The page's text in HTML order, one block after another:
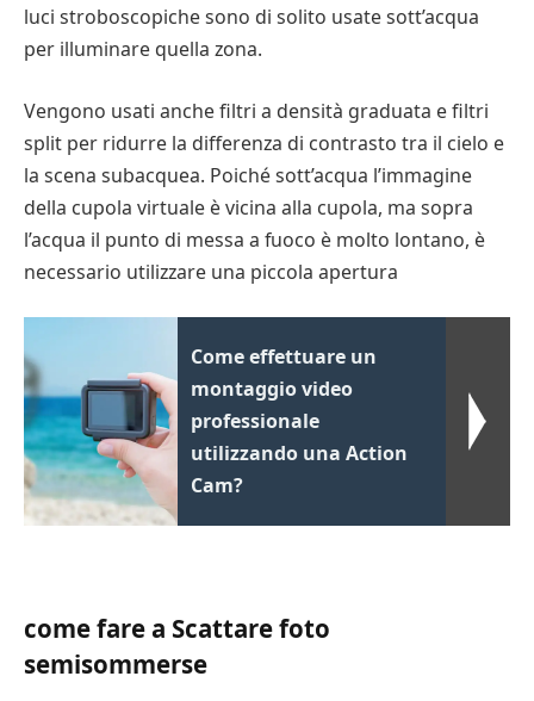
luci stroboscopiche sono di solito usate sott’acqua
per illuminare quella zona.
Vengono usati anche filtri a densità graduata e filtri
split per ridurre la differenza di contrasto tra il cielo e
la scena subacquea. Poiché sott’acqua l’immagine
della cupola virtuale è vicina alla cupola, ma sopra
l’acqua il punto di messa a fuoco è molto lontano, è
necessario utilizzare una piccola apertura
Come effettuare un
montaggio video
professionale
utilizzando una Action
Cam?
come fare a Scattare foto
semisommerse